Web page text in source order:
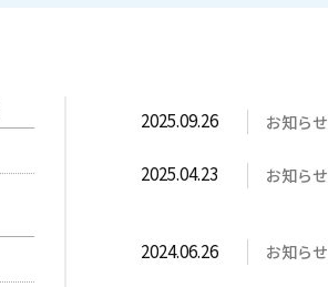
2025.09.26 お知らせ
2025.04.23 お知らせ
2024.06.26 お知らせ